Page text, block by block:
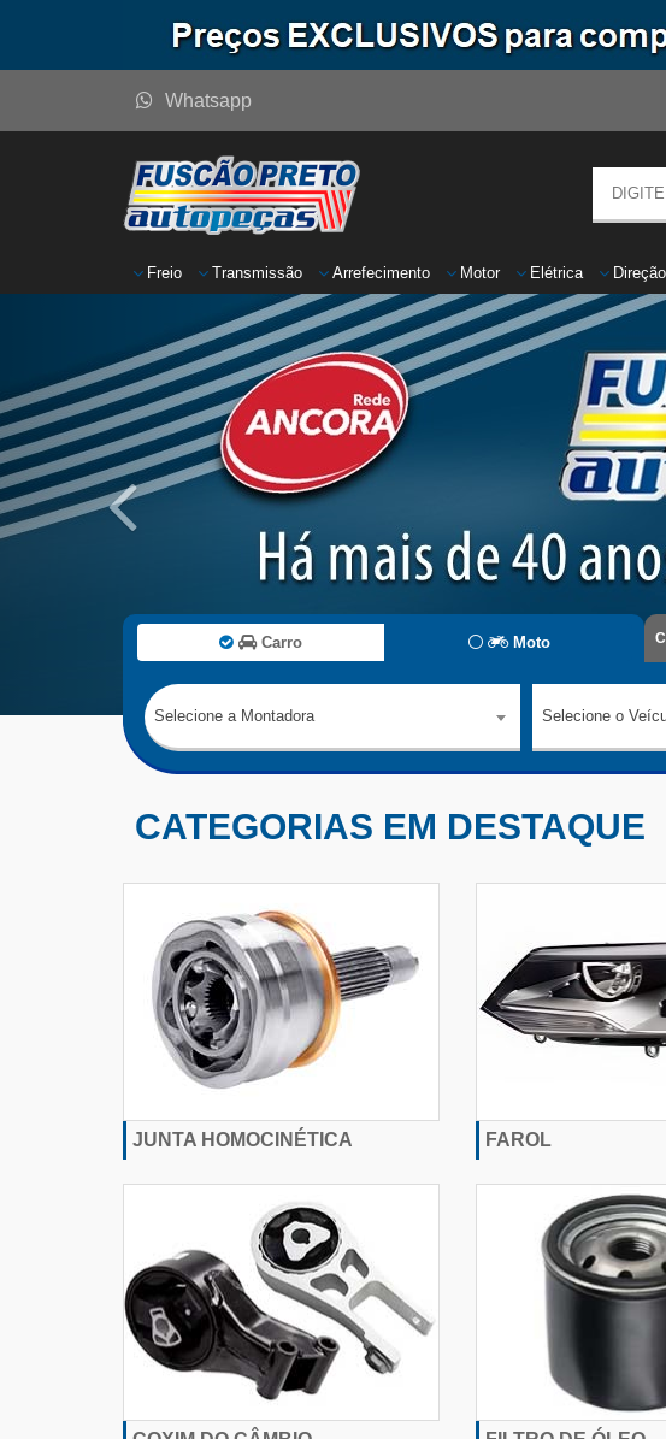
Whatsapp
Freio Transmissão Arrefecimento Motor Elétrica Direção
Carro Moto
Selecione a Montadora Selecione o
CATEGORIAS EM DESTAQUE
JUNTA HOMOCINÉTICA FAROL